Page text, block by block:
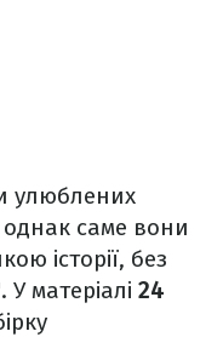
улюблених
однак саме вони
історії, без
матеріалі 24